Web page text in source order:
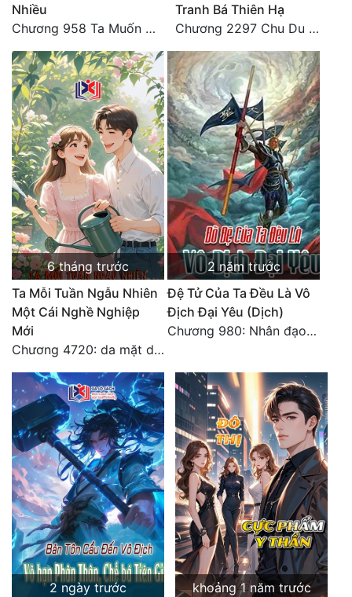
Nhiều
Chương 958 Ta Muốn Cùng Các Cô Vĩnh Viễn Ở Bên Nhau (2) Hết
Tranh Bá Thiên Hạ
Chương 2297 Chu Du Du mang thai
6 tháng trước
Ta Mỗi Tuần Ngẫu Nhiên
Một Cái Nghề Nghiệp
Mới
Chương 4720: da mặt dày
2 năm trước
Đệ Tử Của Ta Đều Là Vô
Địch Đại Yêu (Dịch)
Chương 980: Nhân đạo thành Thánh (4). HẾT.
2 ngày trước
khoảng 1 năm trước